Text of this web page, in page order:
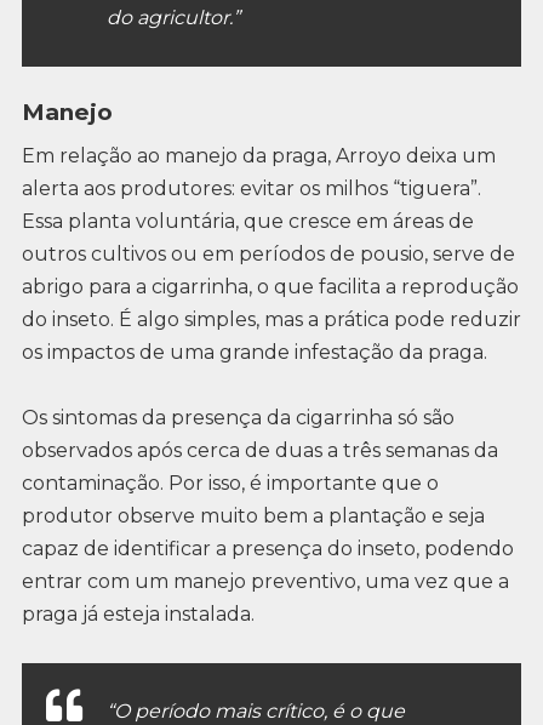
do agricultor.”
Manejo
Em relação ao manejo da praga, Arroyo deixa um
alerta aos produtores: evitar os milhos “tiguera”.
Essa planta voluntária, que cresce em áreas de
outros cultivos ou em períodos de pousio, serve de
abrigo para a cigarrinha, o que facilita a reprodução
do inseto. É algo simples, mas a prática pode reduzir
os impactos de uma grande infestação da praga.
Os sintomas da presença da cigarrinha só são
observados após cerca de duas a três semanas da
contaminação. Por isso, é importante que o
produtor observe muito bem a plantação e seja
capaz de identificar a presença do inseto, podendo
entrar com um manejo preventivo, uma vez que a
praga já esteja instalada.
“O período mais crítico, é o que